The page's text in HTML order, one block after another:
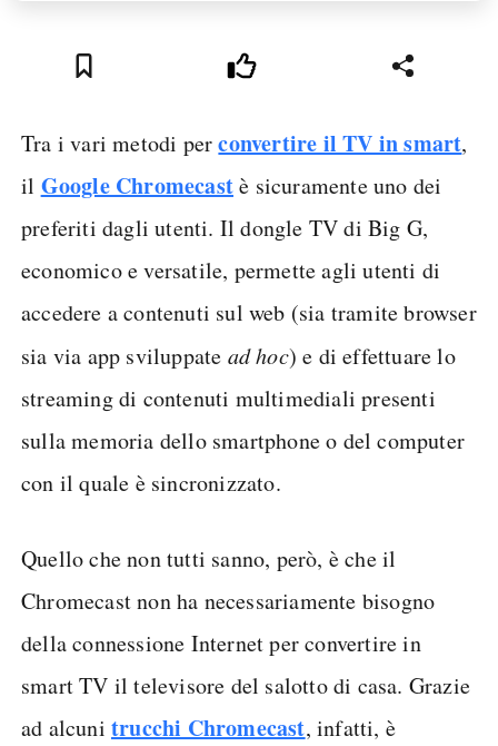
Tra i vari metodi perconvertire il TV in smart,
il Google Chromecastè sicuramente uno dei
preferiti dagli utenti. Il dongle TV di Big G,
economico e versatile, permette agli utenti di
accedere a contenuti sul web (sia tramite browser
sia via app sviluppate ad hoc) e di effettuare lo
streaming di contenuti multimediali presenti
sulla memoria dello smartphone o del computer
con il quale è sincronizzato.
Quello che non tutti sanno, però, è che il
Chromecast non ha necessariamente bisogno
della connessione Internet per convertire in
smart TV il televisore del salotto di casa. Grazie
ad alcuni trucchi Chromecast, infatti, è